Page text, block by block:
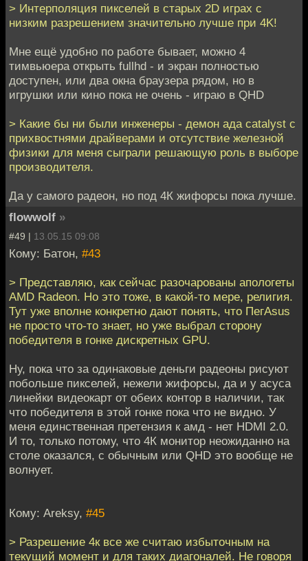
> Интерполяция пикселей в старых 2D играх с
низким разрешением значительно лучше при 4K!
Мне ещё удобно по работе бывает, можно 4
тимвьюера открыть fullhd - и экран полностью
доступен, или два окна браузера рядом, но в
игрушки или кино пока не очень - играю в QHD
> Какие бы ни были инженеры - демон ада catalyst с
прихвостнями драйверами и отсутствие железной
физики для меня сыграли решающую роль в выборе
производителя.
Да у самого радеон, но под 4К жифорсы пока лучше.
flowwolf »
#49 | 13.05.15 09:08
Кому: Батон, #43
> Представляю, как сейчас разочарованы апологеты
AMD Radeon. Но это тоже, в какой-то мере, религия.
Тут уже вполне конкретно дают понять, что ПегAsus
не просто что-то знает, но уже выбрал сторону
победителя в гонке дискретных GPU.
Ну, пока что за одинаковые деньги радеоны рисуют
побольше пикселей, нежели жифорсы, да и у асуса
линейки видеокарт от обеих контор в наличии, так
что победителя в этой гонке пока что не видно. У
меня единственная претензия к амд - нет HDMI 2.0.
И то, только потому, что 4К монитор неожиданно на
столе оказался, с обычным или QHD это вообще не
волнует.
Кому: Areksy, #45
> Разрешение 4к все же считаю избыточным на
текущий момент и для таких диагоналей. Не говоря